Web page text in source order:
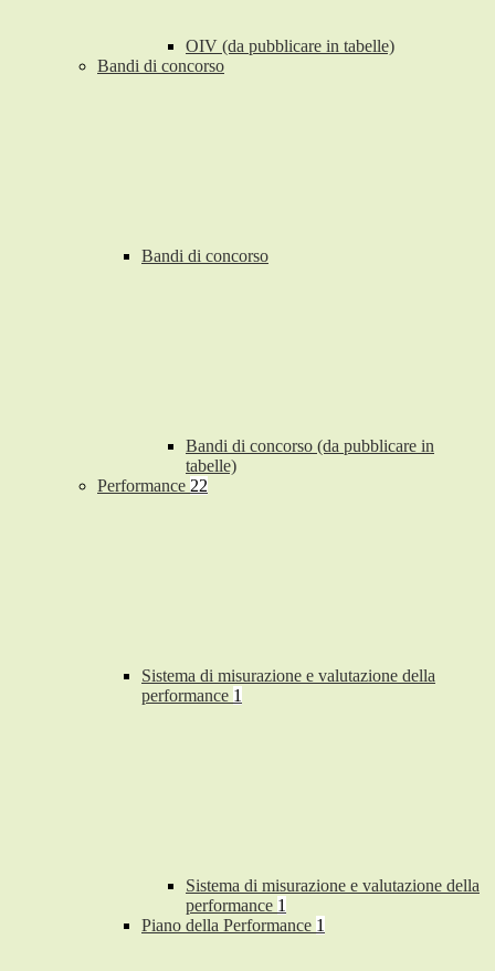
OIV (da pubblicare in tabelle)
Bandi di concorso
Bandi di concorso
Bandi di concorso (da pubblicare in
tabelle)
Performance 22
Sistema di misurazione e valutazione della
performance 1
Sistema di misurazione e valutazione della
performance 1
Piano della Performance 1